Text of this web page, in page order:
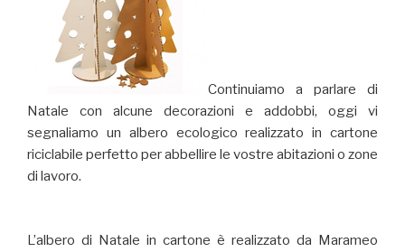
Continuiamo a parlare di
Natale con alcune decorazioni e addobbi, oggi vi
segnaliamo un albero ecologico realizzato in cartone
riciclabile perfetto per abbellire le vostre abitazioni o zone
di lavoro.
L’albero di Natale in cartone è realizzato da Marameo